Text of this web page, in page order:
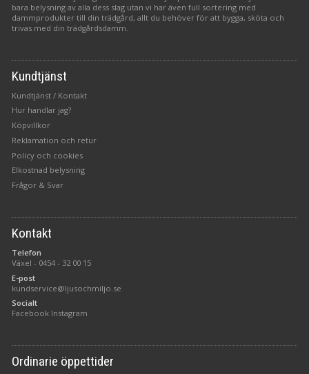
bara belysning av alla dess slag utan vi har även full sortering med
dammprodukter till din trädgård, allt du behöver för att bygga, sköta och
trivas med din trädgårdsdamm.
Kundtjänst
Kundtjänst / Kontakt
Hur handlar jag?
Köpvillkor
Reklamation och retur
Policy och cookies
Elkostnad belysning
Frågor & Svar
Kontakt
Telefon
Växel - 0454 - 32 00 15
E-post
kundservice@ljusochmiljo.se
Socialt
Facebook Instagram
Ordinarie öppettider